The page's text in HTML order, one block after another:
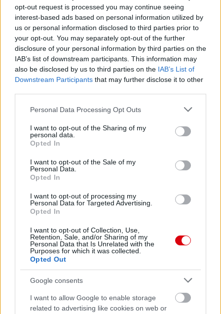
opt-out request is processed you may continue seeing
interest-based ads based on personal information utilized by
us or personal information disclosed to third parties prior to
your opt-out. You may separately opt-out of the further
disclosure of your personal information by third parties on the
IAB’s list of downstream participants. This information may
also be disclosed by us to third parties on the IAB’s List of
Downstream Participants that may further disclose it to other
Please note that this website/app uses one or more Google
not limited to your visit or usage behaviour. You may click to
grant or deny consent to Google and its third-party tags to
use your data for below specified purposes in below Google
consent section.
Personal Data Processing Opt Outs
I want to opt-out of the Sharing of my
personal data.
Opted In
I want to opt-out of the Sale of my
Personal Data.
Opted In
I want to opt-out of processing my
Personal Data for Targeted Advertising.
Opted In
I want to opt-out of Collection, Use,
Retention, Sale, and/or Sharing of my
Personal Data that Is Unrelated with the
Purposes for which it was collected.
Opted Out
Google consents
I want to allow Google to enable storage
related to advertising like cookies on web or
Meccs Center
Paris Saint-Germainvs
Manchester United
Felkészülési szezon 4. mérkőzés
2026-08-08 17:00
Leeds UnitedvsManchester United
AC MilanvsManchester United2026-08-15 18:00
Támogatás
a ManUtdFanatics.hu működését!